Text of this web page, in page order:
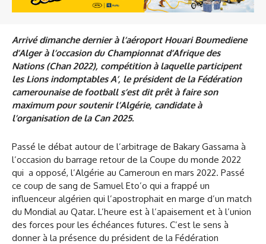
Arrivédimanche dernier à l’aéroport Houari Boumediene
d’Alger à l’occasion du Championnat d’Afrique des
Nations (Chan 2022), compétition à laquelle participent
les Lions indomptables A’, le président de la Fédération
camerounaise de football s’est dit prêt à faire son
maximum pour soutenir l’Algérie, candidate à
l’organisation de la Can 2025.
Passé le débat autour de l’arbitrage de Bakary Gassama à
l’occasion du barrage retour de la Coupe du monde 2022
qui a opposé, l’Algérie au Cameroun en mars 2022. Passé
ce coup de sang de Samuel Eto’o qui a frappé un
influenceur algérien qui l’apostrophait en marge d’un match
du Mondial au Qatar. L’heure est à l’apaisement et à l’union
des forces pour les échéances futures. C’est le sens à
donner à la présence du président de la Fédération